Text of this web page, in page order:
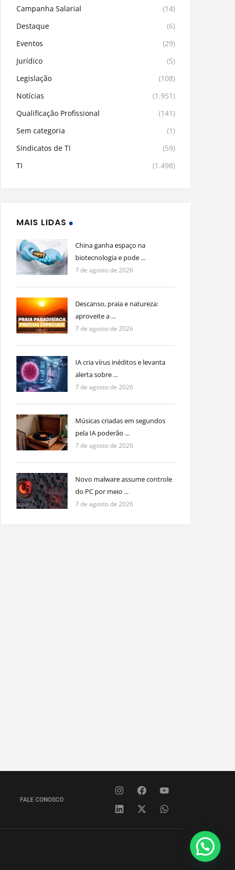
Campanha Salarial
(14)
Destaque
(6)
Eventos
(29)
Jurídico
(5)
Legislação
(108)
Notícias
(1.951)
Qualificação Profissional
(141)
Sem categoria
(1)
Sindicatos de TI
(59)
TI
(1.498)
MAIS LIDAS
China ganha espaço na
biotecnologia e pode ...
7 de agosto de 2026
Descanso, praia e natureza:
aproveite a ...
7 de agosto de 2026
IA cria vírus inéditos e levanta
alerta sobre ...
7 de agosto de 2026
Músicas criadas em segundos
pela IA poderão ...
7 de agosto de 2026
Novo malware assume controle
do PC por meio ...
7 de agosto de 2026
FALE CONOSCO